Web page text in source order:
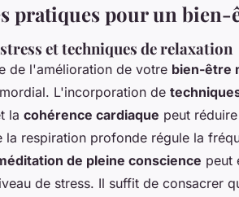
pratiques pour un
et techniques de relaxation
de l'amélioration de votre bien-être
L'incorporation de
la cohérence cardiaque peut
la respiration profonde régule la
de pleine conscience peut
de stress. Il suffit de consacrer